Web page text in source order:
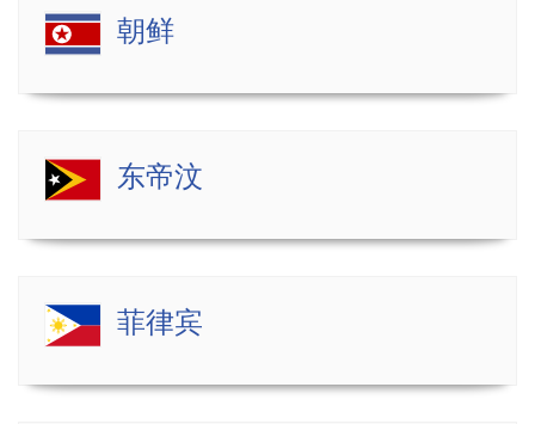
朝鲜
东帝汶
菲律宾